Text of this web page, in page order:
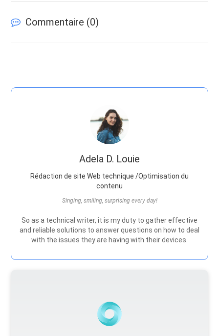
Commentaire (0)
Adela D. Louie
Rédaction de site Web technique /Optimisation du
contenu
Singing, smiling, surprising every day!
So as a technical writer, it is my duty to gather effective
and reliable solutions to answer questions on how to deal
with the issues they are having with their devices.